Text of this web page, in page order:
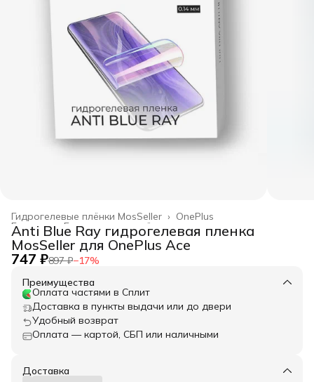
OnePlus
Гидрогелевые плёнки MosSeller ›
Гидрогелевые плёнки ›
Главная ›
Anti Blue Ray гидрогелевая пленка
MosSeller для OnePlus Ace
747 ₽897 ₽−17%
Преимущества
Оплата частями в Сплит
Доставка в пункты выдачи или до двери
Удобный возврат
Оплата — картой, СБП или наличными
Доставка